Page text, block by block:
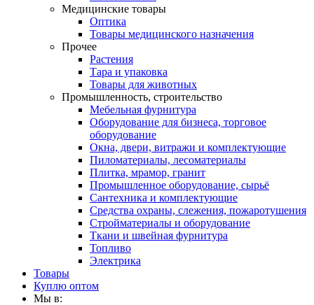
Медицинские товары
Оптика
Товары медицинского назначения
Прочее
Растения
Тара и упаковка
Товары для животных
Промышленность, строительство
Мебельная фурнитура
Оборудование для бизнеса, торговое
оборудование
Окна, двери, витражи и комплектующие
Пиломатериалы, лесоматериалы
Плитка, мрамор, гранит
Промышленное оборудование, сырьё
Сантехника и комплектующие
Средства охраны, слежения, пожаротушения
Стройматериалы и оборудование
Ткани и швейная фурнитура
Топливо
Электрика
Товары
Куплю оптом
Мы в: